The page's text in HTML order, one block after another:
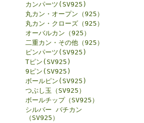
カンパーツ(SV925)
丸カン・オープン（925）
丸カン・クローズ（925）
オーバルカン（925）
二重カン・その他（925）
ピンパーツ(SV925)
Tピン(SV925)
9ピン(SV925)
ボールピン(SV925)
つぶし玉（SV925）
ボールチップ（SV925）
シルバー バチカン
（SV925）